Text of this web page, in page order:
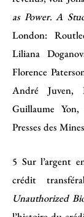
as Power.A
London:
Liliana
Florence
André Juven,
Guillaume Yon,
Presses des
5 Sur l’argent
crédit
Unauthorized